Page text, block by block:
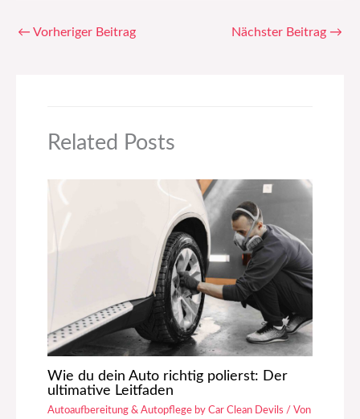
← Vorheriger Beitrag Nächster Beitrag →
Related Posts
Wie du dein Auto richtig polierst: Der
ultimative Leitfaden
Autoaufbereitung & Autopflege by Car Clean Devils / Von